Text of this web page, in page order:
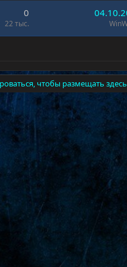
0
22 тыс.
чтобы размещать